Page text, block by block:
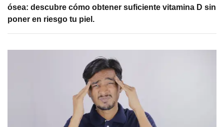
ósea: descubre cómo obtener suficiente vitamina D sin
poner en riesgo tu piel.